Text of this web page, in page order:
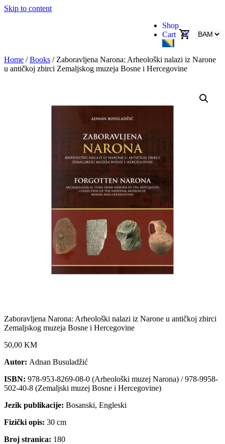
Skip to content
Shop
Cart
0
Home /Books / Zaboravljena Narona: Arheološki nalazi iz Narone
u antičkoj zbirci Zemaljskog muzeja Bosne i Hercegovine
Zaboravljena Narona: Arheološki nalazi iz Narone u antičkoj zbirci
Zemaljskog muzeja Bosne i Hercegovine
50,00 KM
Autor: Adnan Busuladžić
ISBN: 978-953-8269-08-0 (Arheološki muzej Narona) / 978-9958-
502-40-8 (Zemaljski muzej Bosne i Hercegovine)
Jezik publikacije: Bosanski, Engleski
Fizički opis: 30 cm
Broj stranica: 180